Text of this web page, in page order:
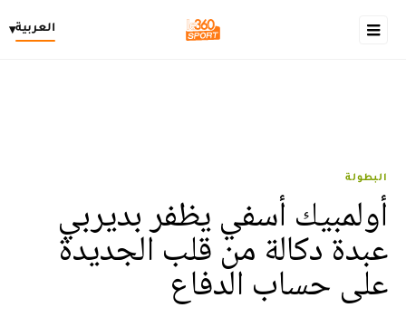
العربية▾
البطولة
أولمبيك أسفي يظفر بديربي
عبدة دكالة من قلب الجديدة
على حساب الدفاع